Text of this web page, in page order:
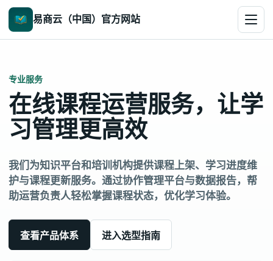
易商云（中国）官方网站
专业服务
在线课程运营服务，让学
习管理更高效
我们为知识平台和培训机构提供课程上架、学习进度维
护与课程更新服务。通过协作管理平台与数据报告，帮
助运营负责人轻松掌握课程状态，优化学习体验。
查看产品体系 进入选型指南